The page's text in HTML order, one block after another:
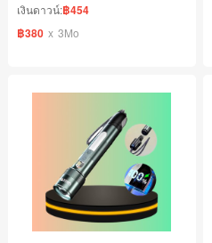
เงินดาวน์:฿454
฿380 x 3Mo